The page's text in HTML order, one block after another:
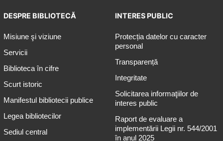
DESPRE BIBLIOTECĂ
Misiune şi viziune
Servicii
Biblioteca în cifre
Scurt istoric
Manifestul bibliotecii publice
Legea bibliotecilor
Sediul central
INTERES PUBLIC
Protecția datelor cu caracter
personal
Transparență
Integritate
Solicitarea informaţiilor de
interes public
Raport de evaluare a
implementării Legii nr. 544/2001
în anul 2025